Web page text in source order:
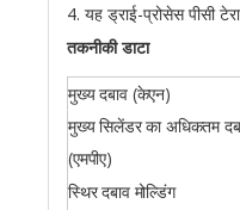
4. यह ड्राई-प्रोसेस पीसी
तकनीकी डाटा
मुख्य दबाव (केएन)
मुख्य सिलेंडर का अधिकतम
(एमपीए)
स्थिर दबाव मोल्डिंग